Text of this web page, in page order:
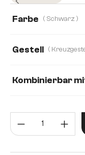
Farbe ( Schwarz )
Gestell
Kombinierbar
Tischplatten ab